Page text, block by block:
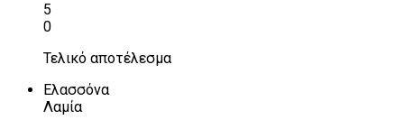
5
0
Τελικό αποτέλεσμα
Ελασσόνα
Λαμία